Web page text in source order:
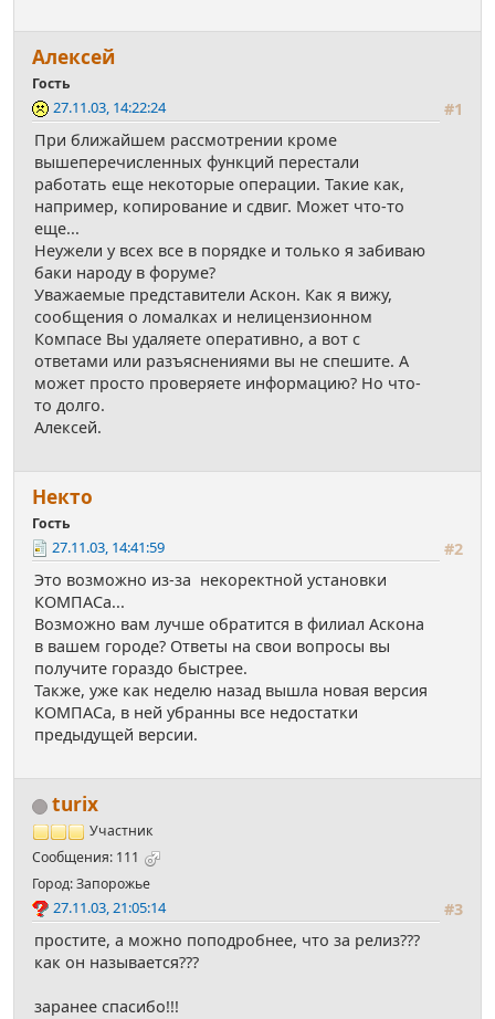
Алексей
Гость
#1
27.11.03, 14:22:24
При ближайшем рассмотрении кроме
вышеперечисленных функций перестали
работать еще некоторые операции. Такие как,
например, копирование и сдвиг. Может что-то
еще...
Неужели у всех все в порядке и только я забиваю
баки народу в форуме?
Уважаемые представители Аскон. Как я вижу,
сообщения о ломалках и нелицензионном
Компасе Вы удаляете оперативно, а вот с
ответами или разъяснениями вы не спешите. А
может просто проверяете информацию? Но что-
то долго.
Алексей.
Некто
Гость
#2
27.11.03, 14:41:59
Это возможно из-за некоректной установки
КОМПАСа...
Возможно вам лучше обратится в филиал Аскона
в вашем городе? Ответы на свои вопросы вы
получите гораздо быстрее.
Также, уже как неделю назад вышла новая версия
КОМПАСа, в ней убранны все недостатки
предыдущей версии.
turix
Участник
Сообщения: 111
Город: Запорожье
#3
27.11.03, 21:05:14
простите, а можно поподробнее, что за релиз???
как он называется???
заранее спасибо!!!